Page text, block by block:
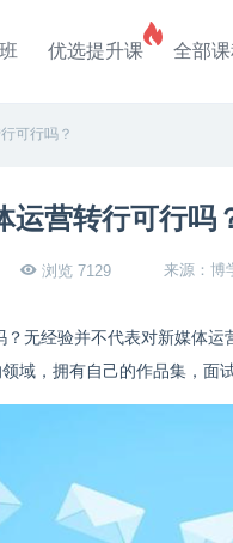
优选提升课 全部
可行吗？
运营转行可行吗
浏览 7129 来源：博
？无经验并不代表对新媒体
域，拥有自己的作品集，面